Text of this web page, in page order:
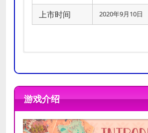
上市时间 2020年9月10日
处理器
内存
处理器
内存
游戏介绍